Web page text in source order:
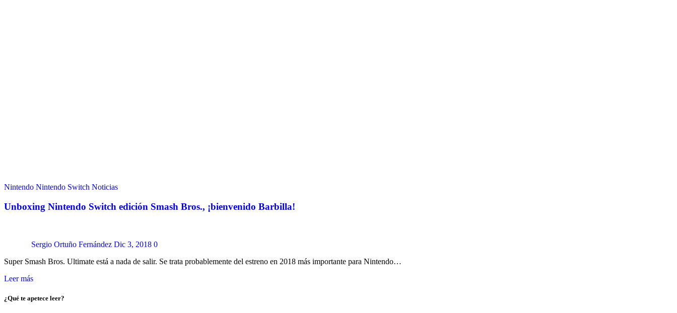
Nintendo Nintendo Switch Noticias
Unboxing Nintendo Switch edición Smash Bros., ¡bienvenido Barbilla!
Sergio Ortuño Fernández Dic 3, 2018 0
Super Smash Bros. Ultimate está a nada de salir. Se trata probablemente del estreno en 2018 más importante para Nintendo…
Leer más
¿Qué te apetece leer?